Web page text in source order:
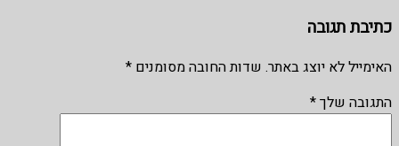
כתיבת תגובה
האימייל לא יוצג באתר. שדות החובה מסומנים *
התגובה שלך*